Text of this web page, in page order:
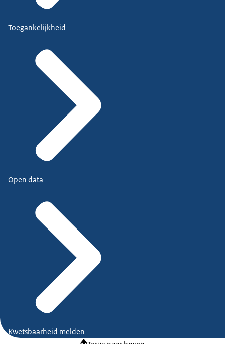
Toegankelijkheid
Open data
Kwetsbaarheid melden